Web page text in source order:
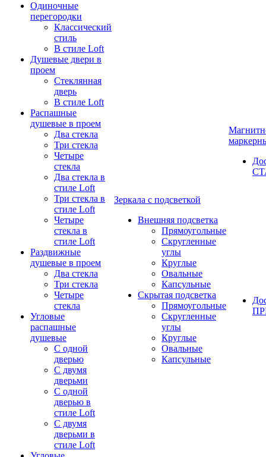
Одиночные
перегородки
Классический
стиль
В стиле Loft
Душевые двери в
проем
Стеклянная
дверь
В стиле Loft
Распашные
душевые в проем
Два стекла
Три стекла
Четыре
стекла
Два стекла в
стиле Loft
Три стекла в
стиле Loft
Четыре
стекла в
стиле Loft
Раздвижные
душевые в проем
Два стекла
Три стекла
Четыре
стекла
Угловые
распашные
душевые
С одной
дверью
С двумя
дверьми
С одной
дверью в
стиле Loft
С двумя
дверьми в
стиле Loft
Зеркала с подсветкой
Внешняя подсветка
Прямоугольные
Скругленные
углы
Круглые
Овальные
Капсульные
Скрытая подсветка
Прямоугольные
Скругленные
углы
Круглые
Овальные
Капсульные